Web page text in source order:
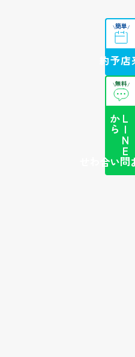
\簡単/
来店予約
\無料/
L
I
N
E
か
ら